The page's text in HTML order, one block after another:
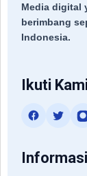
Media digital
berimbang
Indonesia.
Ikuti Kami
Informasi